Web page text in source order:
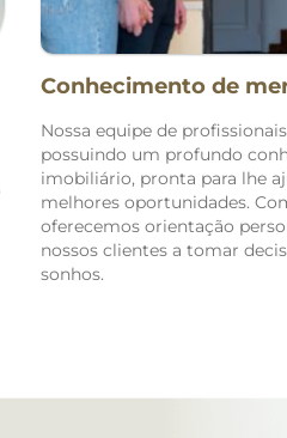
Portao
Prado Velho
Reboucas
Santa Candida
Santa
Sao Francisco
Conhecimento de
Nossa equipe de
possuindo um profundo
imobiliário, pronta para lhe
melhores oportunidades.
oferecemos orientação
nossos clientes a tomar
sonhos.